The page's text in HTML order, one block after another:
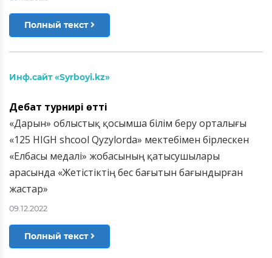
Полный текст
Инф.сайт «Syrboyi.kz»
Дебат турнирі өтті
«Дарын» облыстық қосымша білім беру орталығы
«125 HIGH shcool Qyzylorda» мектебімен бірлескен
«Елбасы медалі» жобасының қатысушылары
арасында «Жетістіктің бес бағытын бағындырған
жастар»
09.12.2022
Полный текст